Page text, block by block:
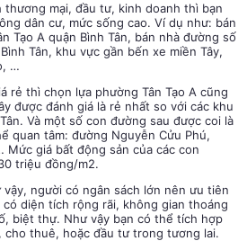
thương mại, đầu tư, kinh doanh thì bạn
dân cư, mức sống cao. Ví dụ như: bán
Tạo A quận Bình Tân, bán nhà đường số
Tân, khu vực gần bến xe miền Tây,
…
rẻ thì chọn lựa phường Tân Tạo A cũng
được đánh giá là rẻ nhất so với các khu
Và một số con đường sau được coi là
quan tâm: đường Nguyễn Cửu Phú,
giá bất động sản của các con
triệu đồng/m2.
vậy, người có ngân sách lớn nên ưu tiên
diện tích rộng rãi, không gian thoáng
biệt thự. Như vậy bạn có thể tích hợp
cho thuê, hoặc đầu tư trong tương lai.